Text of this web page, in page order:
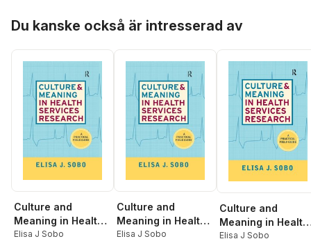
Du kanske också är intresserad av
Culture and
Meaning in Health
Services Research
Elisa J Sobo
Culture and
Meaning in Health
Services Research
Elisa J Sobo
Culture and
Meaning in Health
Services
Elisa J Sobo